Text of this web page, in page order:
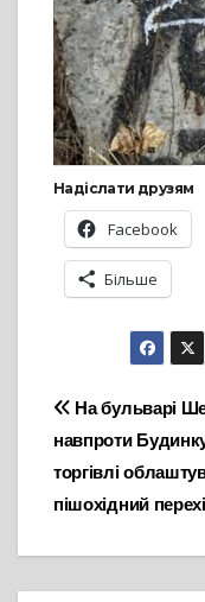
Надіслати друзям
Facebook
Більше
записів
На бульварі
навпроти
торгівлі
пішохідний